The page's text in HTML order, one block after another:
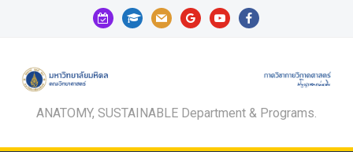
calendar-
check-
graduation-
cap
mail googleyoutubefacebook
ANATOMY, SUSTAINABLE Department & Programs.